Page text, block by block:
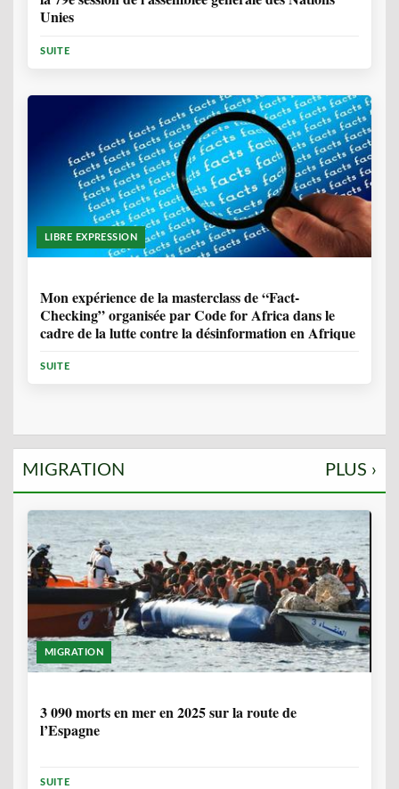
Unies
SUITE
LIBRE EXPRESSION
Mon expérience de la masterclass de “Fact-
Checking” organisée par Code for Africa dans le
cadre de la lutte contre la désinformation en Afrique
SUITE
MIGRATION PLUS ›
MIGRATION
3 090 morts en mer en 2025 sur la route de
l’Espagne
SUITE